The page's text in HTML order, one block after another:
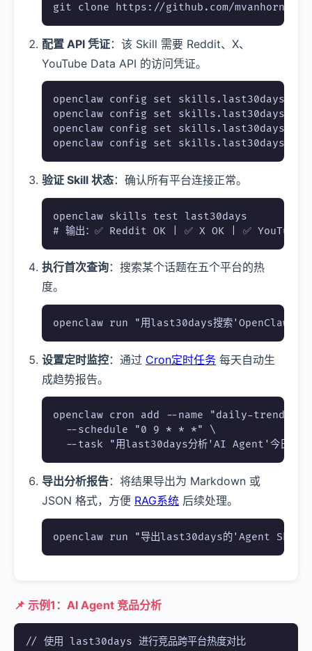
git clone https://github.com/mvanhorn/
配置 API 凭证：该 Skill 需要 Reddit、X、
YouTube Data API 的访问凭证。
openclaw config set
openclaw config set
openclaw config set
openclaw config set
验证 Skill 状态：确认所有平台连接正常。
openclaw skills test last30days
# 输出：✅ Reddit OK | ✅ X OK | ✅ YouTube
执行首次查询：搜索某个话题在五个平台的热
度。
openclaw run "用last30days搜索'OpenClaw'在过
设置定时监控：通过 Cron定时任务 每天自动生
成趋势报告。
openclaw cron add --name "daily-trend-
  --schedule "0 9 * * *" \
--task "用last30days分析'AI Agent'今日跨平
导出分析报告：将结果导出为 Markdown 或
JSON 格式，方便 RAG系统 后续处理。
openclaw run "导出last30days的'Agent Skills'报
📌 示例1：AI Agent 竞品分析
// 使用 last30days 进行竞品跨平台热度对比